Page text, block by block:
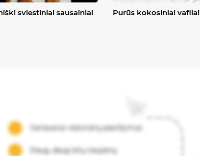
sviestiniai sausainiai Purūs kokosiniai vafliai
Geriausius restoranų pasiūlymus
Daug, daug kitų naujienų